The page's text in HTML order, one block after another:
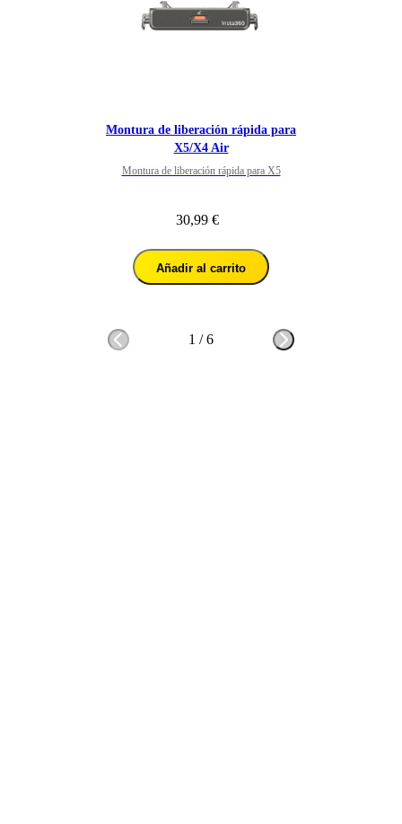
Montura de liberación rápida para
X5/X4 Air
Montura de liberación rápida para X5
30,99 €
Añadir al carrito
1 /6